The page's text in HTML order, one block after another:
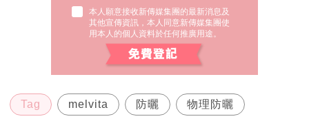
本人願意接收新傳媒集團的最新消息及
其他宣傳資訊，本人同意新傳媒集團使
用本人的個人資料於任何推廣用途。
Tag melvita 防曬 物理防曬